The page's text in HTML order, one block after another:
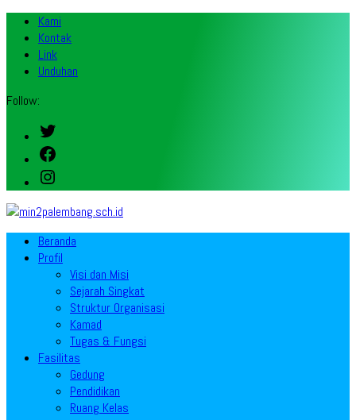
Kami
Kontak
Link
Unduhan
Follow:
Twitter
Facebook
Instagram
Beranda
Profil
Visi dan Misi
Sejarah Singkat
Struktur Organisasi
Kamad
Tugas & Fungsi
Fasilitas
Gedung
Pendidikan
Ruang Kelas